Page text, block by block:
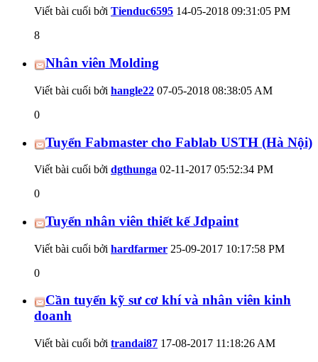
Viết bài cuối bởi Tienduc6595 14-05-2018 09:31:05 PM
8
Nhân viên Molding
Viết bài cuối bởi hangle22 07-05-2018 08:38:05 AM
0
Tuyển Fabmaster cho Fablab USTH (Hà Nội)
Viết bài cuối bởi dgthunga 02-11-2017 05:52:34 PM
0
Tuyển nhân viên thiết kế Jdpaint
Viết bài cuối bởi hardfarmer 25-09-2017 10:17:58 PM
0
Cần tuyển kỹ sư cơ khí và nhân viên kinh
doanh
Viết bài cuối bởi trandai87 17-08-2017 11:18:26 AM